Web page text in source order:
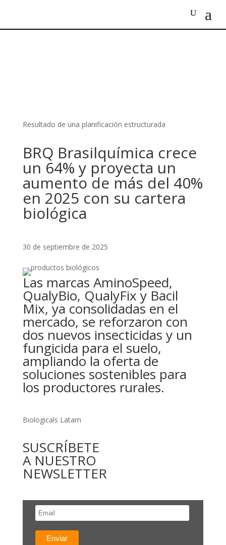
Resultado de una planificación estructurada
BRQ Brasilquímica crece
un 64% y proyecta un
aumento de más del 40%
en 2025 con su cartera
biológica
30 de septiembre de 2025
Las marcas AminoSpeed,
QualyBio, QualyFix y Bacil
Mix, ya consolidadas en el
mercado, se reforzaron con
dos nuevos insecticidas y un
fungicida para el suelo,
ampliando la oferta de
soluciones sostenibles para
los productores rurales.
Biologicals Latam
SUSCRÍBETE
A NUESTRO
NEWSLETTER